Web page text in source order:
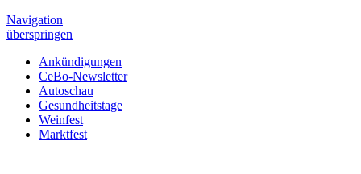
Navigation
überspringen
Ankündigungen
CeBo-Newsletter
Autoschau
Gesundheitstage
Weinfest
Marktfest